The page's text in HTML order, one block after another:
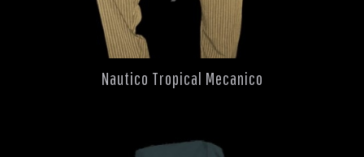
Nautico Tropical Mecanico